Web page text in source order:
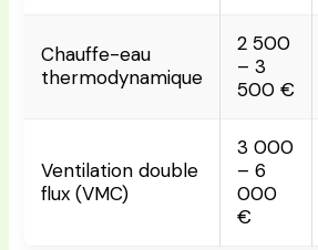
Chauffe-eau
thermodynamique
2 500
– 3
500 €
Ventilation double
flux (VMC)
3 000
– 6
000
€